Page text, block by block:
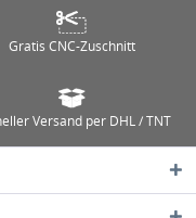
Gratis CNC-Zuschnitt
Versand per DHL / TNT